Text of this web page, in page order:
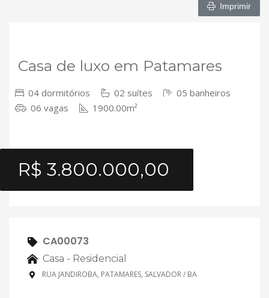
Imprimir
Casa de luxo em Patamares
04 dormitórios 02 suítes
05 banheiros
06 vagas
1900.00m²
R$ 3.800.000,00
CA00073
Casa - Residencial
RUA JANDIROBA, PATAMARES, SALVADOR / BA